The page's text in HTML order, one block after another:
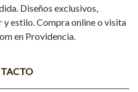
Diseños exclusivos,
estilo. Compra online o visita
en Providencia.